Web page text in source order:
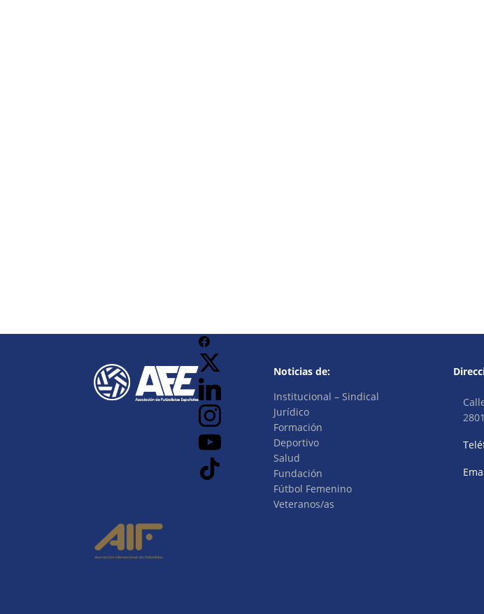
Noticias de:
Institucional – Sindical
Jurídico
Formación
Deportivo
Salud
Fundación
Fútbol Femenino
Veteranos/as